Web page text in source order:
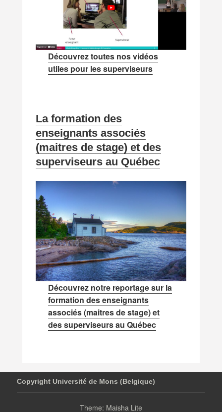
Découvrez toutes nos vidéos
utiles pour les superviseurs
La formation des
enseignants associés
(maitres de stage) et des
superviseurs au Québec
Découvrez notre reportage sur la
formation des enseignants
associés (maitres de stage) et
des superviseurs au Québec
Copyright Université de Mons (Belgique)
Theme: Maisha Lite